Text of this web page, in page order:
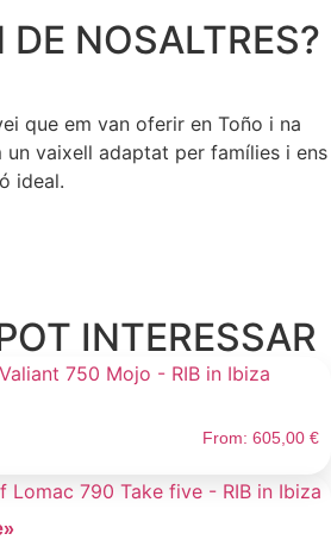
DE NOSALTRES?
que em van oferir en Toño i na
un vaixell adaptat per famílies i ens
ideal.
INTERESSAR
From: 605,00 €